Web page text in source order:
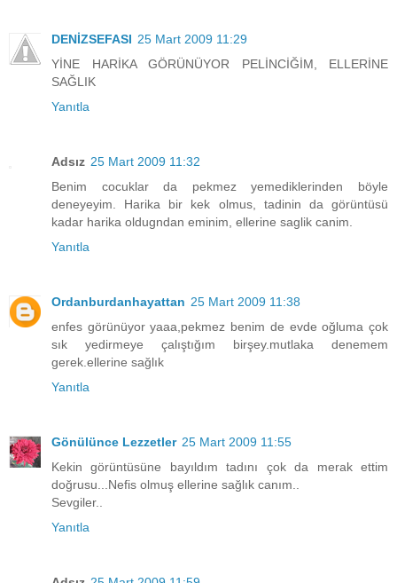
DENİZSEFASI 25 Mart 2009 11:29
YİNE HARİKA GÖRÜNÜYOR PELİNCİĞİM, ELLERİNE
SAĞLIK
Yanıtla
Adsız 25 Mart 2009 11:32
Benim cocuklar da pekmez yemediklerinden böyle
deneyeyim. Harika bir kek olmus, tadinin da görüntüsü
kadar harika oldugndan eminim, ellerine saglik canim.
Yanıtla
Ordanburdanhayattan 25 Mart 2009 11:38
enfes görünüyor yaaa,pekmez benim de evde oğluma çok
sık yedirmeye çalıştığım birşey.mutlaka denemem
gerek.ellerine sağlık
Yanıtla
Gönülünce Lezzetler 25 Mart 2009 11:55
Kekin görüntüsüne bayıldım tadını çok da merak ettim
doğrusu...Nefis olmuş ellerine sağlık canım..
Sevgiler..
Yanıtla